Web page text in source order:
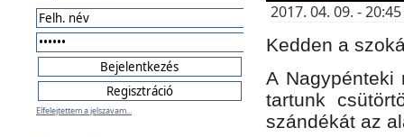
Elfelejtettem a jelszavam...
2017. 04. 09. -
Kedden a
A Nagypénteki
tartunk
szándékát az